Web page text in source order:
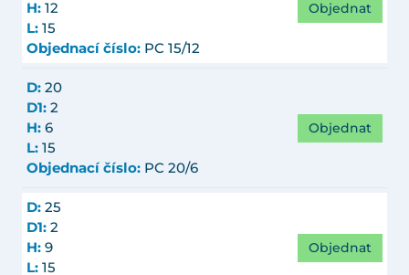
H: 12
L: 15
Objednací číslo: PC 15/12
Objednat
D: 20
D1: 2
H: 6
L: 15
Objednací číslo: PC 20/6
Objednat
D: 25
D1: 2
H: 9
L: 15
Objednat